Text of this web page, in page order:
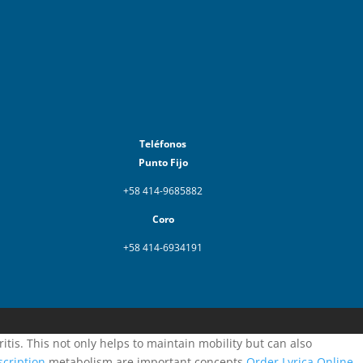
Teléfonos
Punto Fijo
+58 414-9685882
Coro
+58 414-6934191
This not only helps to maintain mobility but can also